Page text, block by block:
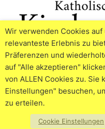
Wir verwenden Cookies
relevanteste Erlebnis zu
Präferenzen und
auf "Alle akzeptieren"
von ALLEN Cookies zu. Sie
Einstellungen" besuchen,
zu erteilen.
Cookie Einstellungen